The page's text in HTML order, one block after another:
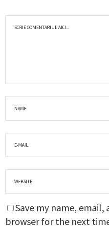
Save my name, email,
browser for the next